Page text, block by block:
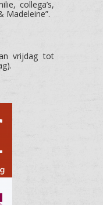
collega’s,
Madeleine”.
vrijdag tot